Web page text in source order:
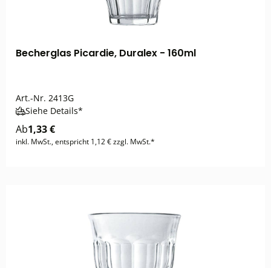
Becherglas Picardie, Duralex - 160ml
Art.-Nr. 2413G
Siehe Details*
Ab1,33 €
inkl. MwSt., entspricht 1,12 € zzgl. MwSt.*